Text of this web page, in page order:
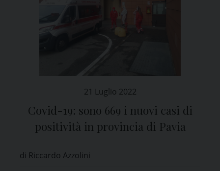
21 Luglio 2022
Covid-19: sono 669 i nuovi casi di
positività in provincia di Pavia
di Riccardo Azzolini